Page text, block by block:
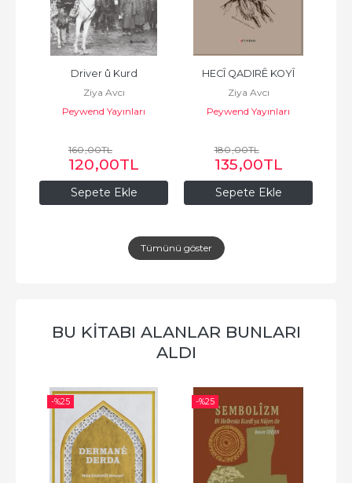
Sepete Ekle
Driver û Kurd
Ziya Avcı
Peywend Yayınları
160,00TL
120,00TL
Sepete Ekle
HECÎ QADIRÊ KOYÎ
Ziya Avcı
Peywend Yayınları
180,00TL
135,00TL
Tümünü göster
BU KITABI ALANLAR BUNLARI
ALDI
-%25 -%25